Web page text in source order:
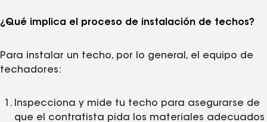
¿Qué implica el proceso de instalación de techos?
Para instalar un techo, por lo general, el equipo de
techadores:
Inspecciona y mide tu techo para asegurarse de
que el contratista pida los materiales adecuados